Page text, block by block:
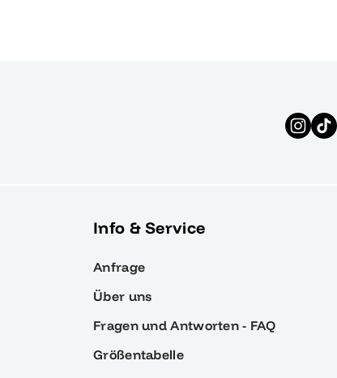
Info & Service
Anfrage
Über uns
Fragen und Antworten - FAQ
Größentabelle